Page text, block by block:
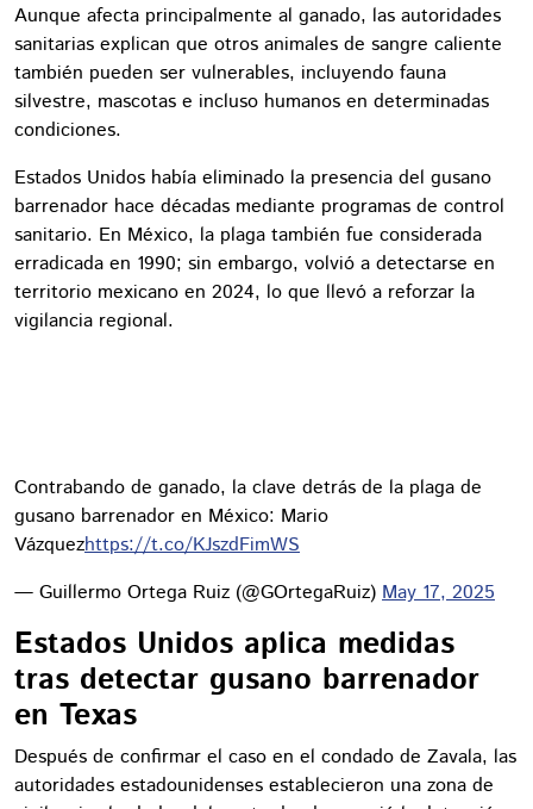
Aunque afecta principalmente al ganado, las autoridades
sanitarias explican que otros animales de sangre caliente
también pueden ser vulnerables, incluyendo fauna
silvestre, mascotas e incluso humanos en determinadas
condiciones.
Estados Unidos había eliminado la presencia del gusano
barrenador hace décadas mediante programas de control
sanitario. En México, la plaga también fue considerada
erradicada en 1990; sin embargo, volvió a detectarse en
territorio mexicano en 2024, lo que llevó a reforzar la
vigilancia regional.
Contrabando de ganado, la clave detrás de la plaga de
gusano barrenador en México: Mario
Vázquezhttps://t.co/KJszdFimWS
— Guillermo Ortega Ruiz (@GOrtegaRuiz) May 17, 2025
Estados Unidos aplica medidas
tras detectar gusano barrenador
en Texas
Después de confirmar el caso en el condado de Zavala, las
autoridades estadounidenses establecieron una zona de